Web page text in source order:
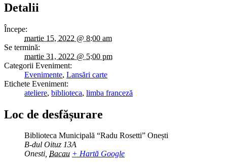
Detalii
Începe:
martie 15, 2022 @ 8:00 am
Se termină:
martie 31, 2022 @ 5:00 pm
Categorii Eveniment:
Evenimente, Lansări carte
Etichete Eveniment:
ateliere, biblioteca, limba franceză
Loc de desfășurare
Biblioteca Municipală “Radu Rosetti” Onești
B-dul Oituz 13A
Onesti, Bacau + Hartă Google